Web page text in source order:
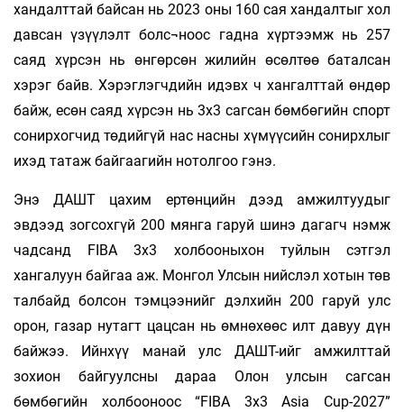
хандалттай байсан нь 2023 оны 160 сая хандалтыг хол
давсан үзүүлэлт болс¬ноос гадна хүртээмж нь 257
саяд хүрсэн нь өнгөрсөн жилийн өсөлтөө баталсан
хэрэг байв. Хэрэглэгчдийн идэвх ч хангалттай өндөр
байж, есөн саяд хүрсэн нь 3х3 сагсан бөмбөгийн спорт
сонирхогчид төдийгүй нас насны хүмүүсийн сонирхлыг
ихэд татаж байгаагийн нотолгоо гэнэ.
Энэ ДАШТ цахим ертөнцийн дээд амжилтуудыг
эвдээд зогсохгүй 200 мянга гаруй шинэ дагагч нэмж
чадсанд FIBA 3x3 холбооныхон туйлын сэтгэл
хангалуун байгаа аж. Монгол Улсын нийслэл хотын төв
талбайд болсон тэмцээнийг дэлхийн 200 гаруй улс
орон, газар нутагт цацсан нь өмнөхөөс илт давуу дүн
байжээ. Ийнхүү манай улс ДАШТ-ийг амжилттай
зохион байгуулсны дараа Олон улсын сагсан
бөмбөгийн холбооноос “FIBA 3x3 Asia Cup-2027”